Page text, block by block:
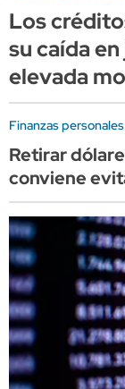
Los
su caída
elevada
Finanzas personales
Retirar
conviene